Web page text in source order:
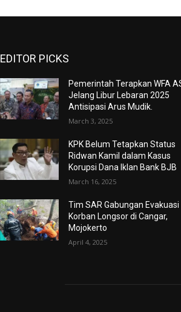
EDITOR PICKS
Pemerintah Terapkan WFA
Jelang Libur Lebaran 2025
Antisipasi Arus Mudik.
March 3, 2025
KPK Belum Tetapkan Status
Ridwan Kamil dalam Kasus
Korupsi Dana Iklan Bank BJB
March 16, 2025
Tim SAR Gabungan Evakuasi
Korban Longsor di Cangar,
Mojokerto
April 4, 2025